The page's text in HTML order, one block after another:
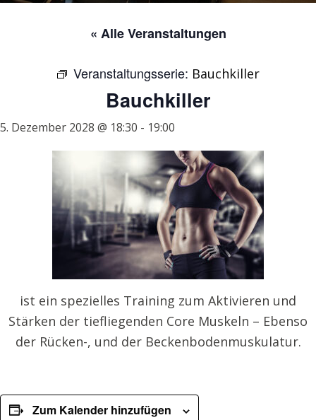
« Alle Veranstaltungen
Veranstaltungsserie: Bauchkiller
Bauchkiller
5. Dezember 2028 @ 18:30 - 19:00
ist ein spezielles Training zum Aktivieren und
Stärken der tiefliegenden Core Muskeln – Ebenso
der Rücken-, und der Beckenbodenmuskulatur.
Zum Kalender hinzufügen